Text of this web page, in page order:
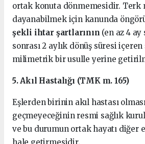
ortak konuta dönmemesidir. Terk
dayanabilmek için kanunda
şekli ihtar şartlarının (en az 4 ay
sonrası 2 aylık dönüş süresi
milimetrik bir usulle yerine
5. Akıl Hastalığı (TMK m. 165)
Eşlerden birinin akıl hastası
geçmeyeceğinin resmi sağlık
ve bu durumun ortak hayatı diğer
hale getirmesidir.